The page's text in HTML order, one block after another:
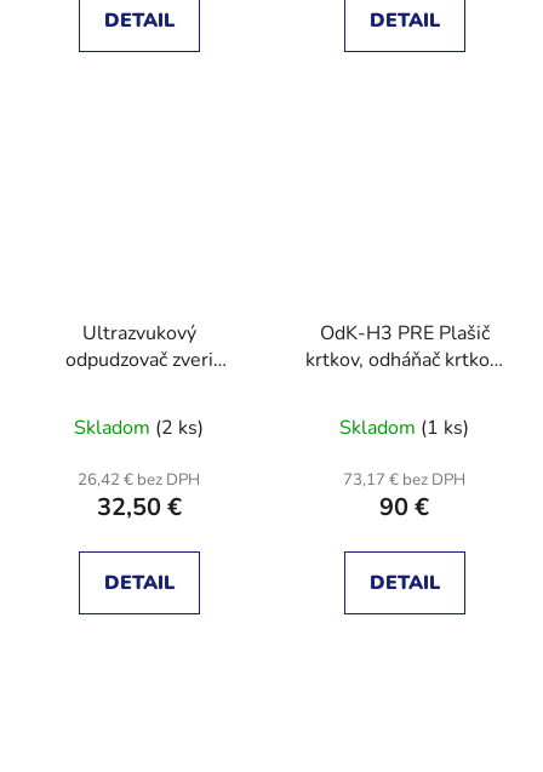
DETAIL DETAIL
Ultrazvukový
odpudzovač zveri
SOLAR
Skladom (2 ks)
26,42 € bez DPH
32,50 €
DETAIL
OdK-H3 PRE Plašič
krtkov, odháňač krtkov,
VIBRAČNE - ZVUKOVÝ
Skladom (1 ks)
73,17 € bez DPH
90 €
DETAIL